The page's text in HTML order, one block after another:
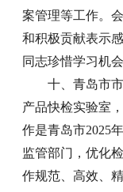
案管理等工作。
和积极贡献表示
同志珍惜学习机
十、青岛市
产品快检实验室
作是青岛市2025
监管部门，优化
作规范、高效、